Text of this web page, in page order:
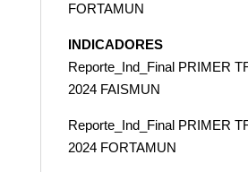
FORTAMUN
INDICADORES
Reporte_Ind_Final PRIMER
2024 FAISMUN
Reporte_Ind_Final PRIMER
2024 FORTAMUN